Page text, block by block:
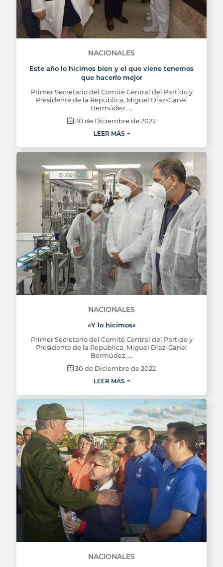
NACIONALES
Este año lo hicimos bien y el que viene tenemos
que hacerlo mejor
Primer Secretario del Comité Central del Partido y
Presidente de la República, Miguel Díaz-Canel
Bermúdez, …
30 de Diciembre de 2022
LEER MÁS
NACIONALES
«Y lo hicimos»
Primer Secretario del Comité Central del Partido y
Presidente de la República, Miguel Díaz-Canel
Bermúdez, …
30 de Diciembre de 2022
LEER MÁS
NACIONALES